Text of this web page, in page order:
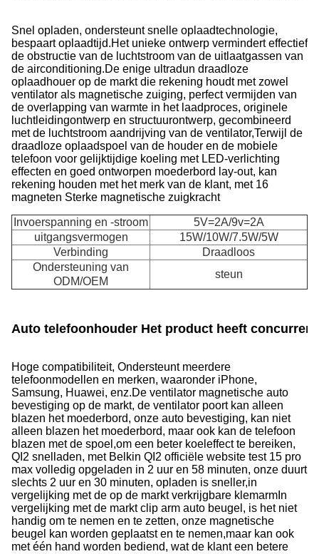
Snel opladen, ondersteunt snelle oplaadtechnologie,
bespaart oplaadtijd.Het unieke ontwerp vermindert effectief
de obstructie van de luchtstroom van de uitlaatgassen van
de airconditioning.De enige ultradun draadloze
oplaadhouer op de markt die rekening houdt met zowel
ventilator als magnetische zuiging, perfect vermijden van
de overlapping van warmte in het laadproces, originele
luchtleidingontwerp en structuurontwerp, gecombineerd
met de luchtstroom aandrijving van de ventilator,Terwijl de
draadloze oplaadspoel van de houder en de mobiele
telefoon voor gelijktijdige koeling met LED-verlichting
effecten en goed ontworpen moederbord lay-out, kan
rekening houden met het merk van de klant, met 16
magneten Sterke magnetische zuigkracht
Invoerspanning en -stroom
5V=2A/9v=2A
uitgangsvermogen
15W/10W/7.5W/5W
Verbinding
Draadloos
Ondersteuning van
ODM/OEM
steun
Auto telefoonhouder Het product heeft
Hoge compatibiliteit, Ondersteunt meerdere
telefoonmodellen en merken, waaronder iPhone,
Samsung, Huawei, enz.De ventilator magnetische auto
bevestiging op de markt, de ventilator poort kan alleen
blazen het moederbord, onze auto bevestiging, kan niet
alleen blazen het moederbord, maar ook kan de telefoon
blazen met de spoel,om een beter koeleffect te bereiken,
QI2 snelladen, met Belkin QI2 officiële website test 15 pro
max volledig opgeladen in 2 uur en 58 minuten, onze duurt
slechts 2 uur en 30 minuten, opladen is sneller,in
vergelijking met de op de markt verkrijgbare klemarmIn
vergelijking met de markt clip arm auto beugel, is het niet
handig om te nemen en te zetten, onze magnetische
beugel kan worden geplaatst en te nemen,maar kan ook
met één hand worden bediend, wat de klant een betere